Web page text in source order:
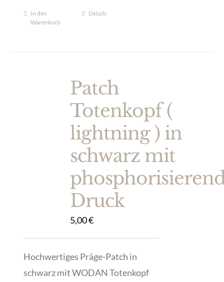
In den
Warenkorb
Details
Patch
Totenkopf (
lightning ) in
schwarz mit
Druck
5,00€
Hochwertiges Präge-Patch in
schwarz mit WODAN Totenkopf